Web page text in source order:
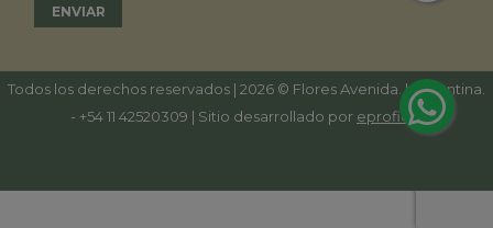
Todos los derechos reservados | 2026 © Flores Avenida. | Argentina.
- +54 11 42520309 | Sitio desarrollado por eproficio